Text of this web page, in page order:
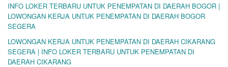
INFO LOKER TERBARU UNTUK PENEMPATAN DI DAERAH BOGOR |
LOWONGAN KERJA UNTUK PENEMPATAN DI DAERAH BOGOR
SEGERA
LOWONGAN KERJA UNTUK PENEMPATAN DI DAERAH CIKARANG
SEGERA | INFO LOKER TERBARU UNTUK PENEMPATAN DI
DAERAH CIKARANG